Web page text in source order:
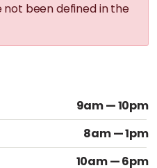
not been defined in the
9am — 10pm
8am — 1pm
10am — 6pm